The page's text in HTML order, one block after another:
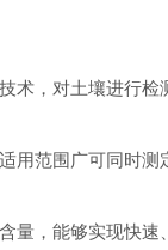
，对土壤进行检
范围广可同时测
，能够实现快速